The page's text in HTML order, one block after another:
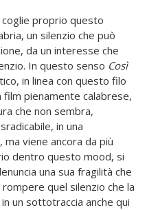
proprio questo
un silenzio che può
da un interesse che
In questo senso Così
in linea con questo filo
pienamente calabrese,
che non sembra,
in una
viene ancora da più
dentro questo mood, si
una sua fragilità che
quel silenzio che la
un sottotraccia anche qui